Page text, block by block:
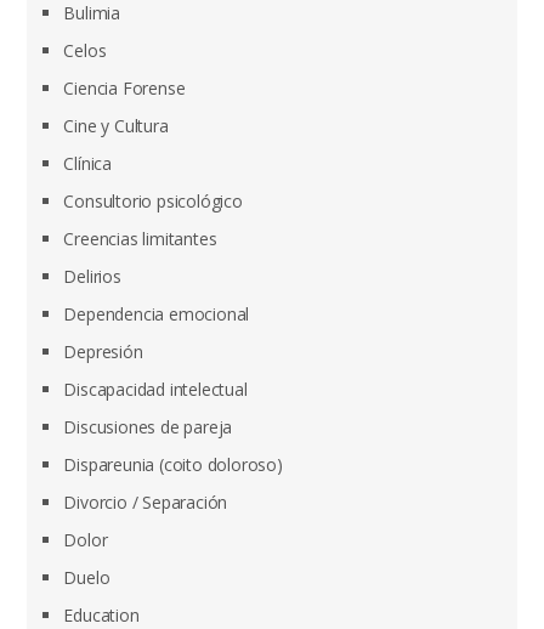
Bulimia
Celos
Ciencia Forense
Cine y Cultura
Clínica
Consultorio psicológico
Creencias limitantes
Delirios
Dependencia emocional
Depresión
Discapacidad intelectual
Discusiones de pareja
Dispareunia (coito doloroso)
Divorcio / Separación
Dolor
Duelo
Education